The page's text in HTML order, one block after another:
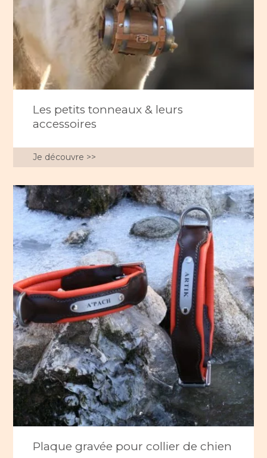
Les petits tonneaux & leurs
accessoires
Je découvre >>
Plaque gravée pour collier de chien